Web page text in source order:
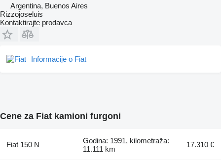
Argentina, Buenos Aires
Rizzojoseluis
Kontaktirajte prodavca
Informacije o Fiat
Cene za Fiat kamioni furgoni
Fiat 150 N
Godina: 1991, kilometraža:
11.111 km
17.310 €